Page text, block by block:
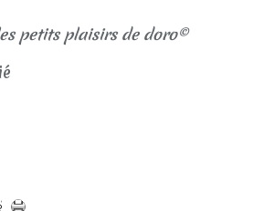
petits plaisirs de doro©